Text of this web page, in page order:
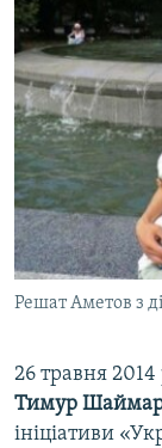
Решат Аметов з
26 травня
Тимур
ініціативи